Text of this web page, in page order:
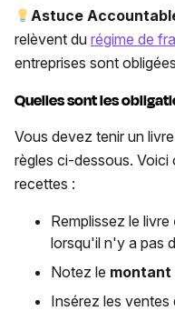
Astuce
relèvent du régime de
entreprises sont
Quelles sont les
Vous devez tenir un
règles ci-dessous. Voici
recettes :
Remplissez le livre
lorsqu'il n'y a pas
Notez le montant
Insérez les ventes